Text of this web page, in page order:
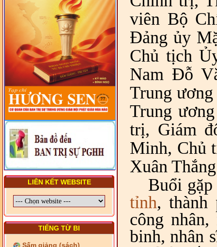
VIÊN - CHUYÊN ĐỀ: NHỮNG
VẤN ĐỀ CHUNG VỀ PHÁP
LUẬT VÀ HỆ THỐNG PHÁP
LUẬT VIỆT NAM
- LỚP TẬP HUẤN LỊCH SỬ,
PHÁP LUẬT VIỆT NAM VÀ
HIẾN CHƯƠNG GIÁO HỘI
PGHH NHIỆM KỲ VI (2024-
2029) CHO TRỊ SỰ VIÊN
TRUNG ƯƠNG, BAN ĐẠI
DIỆN TỈNH VÀ GIÁO LÝ
VIÊN - CHUYÊN ĐỀ: SỰ RA
ĐỜI, BẢN CHẤT, CHỨC
NƯỚC CHXHCN VIỆT NAM
LIÊN KẾT WEBSITE
TIẾNG TỪ BI
Sấm giảng (sách)
viên Bộ
Đảng ủy
Chủ tịch
Nam Đỗ
Trung
Trung
trị, Giám
Minh, Chủ
Xuân
Buổi
tỉnh, thành
công
binh, nhân